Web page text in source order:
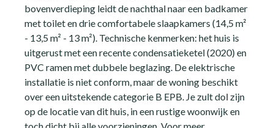
bovenverdieping leidt de nachthal naar een badkamer
met toilet en drie comfortabele slaapkamers (14,5 m²
- 13,5 m² - 13 m²). Technische kenmerken: het huis is
uitgerust met een recente condensatieketel (2020) en
PVC ramen met dubbele beglazing. De elektrische
installatie is niet conform, maar de woning beschikt
over een uitstekende categorie B EPB. Je zult dol zijn
op de locatie van dit huis, in een rustige woonwijk en
toch dicht bij alle voorzieningen. Voor meer